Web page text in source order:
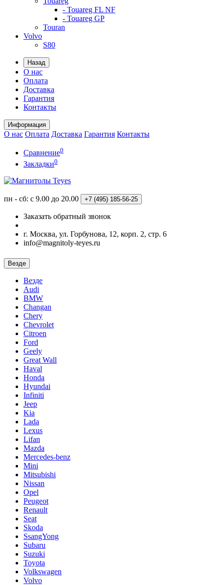
- Touareg FL NF
- Touareg GP
Touran
Volvo
S80
Назад
О нас
Оплата
Доставка
Гарантия
Контакты
Информация
О нас Оплата Доставка Гарантия Контакты
Сравнение0
Закладки0
пн - сб: с 9.00 до 20.00 +7 (495) 185-56-25
Заказать обратный звонок
г. Москва, ул. Горбунова, 12, корп. 2, стр. 6
info@magnitoly-teyes.ru
Везде
Везде
Audi
BMW
Changan
Chery
Chevrolet
Citroen
Ford
Geely
Great Wall
Haval
Honda
Hyundai
Infiniti
Jeep
Kia
Lada
Lexus
Lifan
Mazda
Mercedes-benz
Mini
Mitsubishi
Nissan
Opel
Peugeot
Renault
Seat
Skoda
SsangYong
Subaru
Suzuki
Toyota
Volkswagen
Volvo